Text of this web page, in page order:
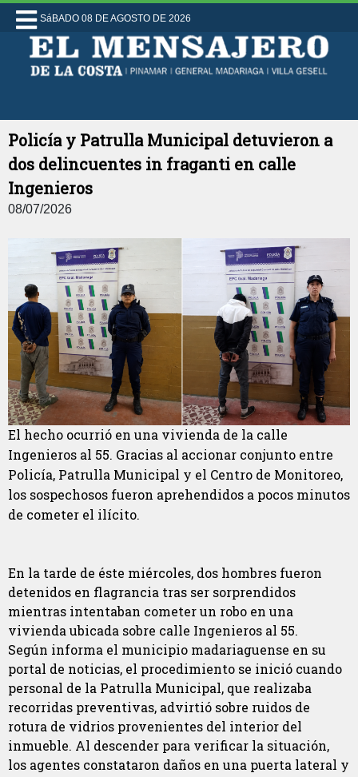
SáBADO 08 DE AGOSTO DE 2026
Policía y Patrulla Municipal detuvieron a
dos delincuentes in fraganti en calle
Ingenieros
08/07/2026
El hecho ocurrió en una vivienda de la calle
Ingenieros al 55. Gracias al accionar conjunto entre
Policía, Patrulla Municipal y el Centro de Monitoreo,
los sospechosos fueron aprehendidos a pocos minutos
de cometer el ilícito.
En la tarde de éste miércoles, dos hombres fueron
detenidos en flagrancia tras ser sorprendidos
mientras intentaban cometer un robo en una
vivienda ubicada sobre calle Ingenieros al 55.
Según informa el municipio madariaguense en su
portal de noticias, el procedimiento se inició cuando
personal de la Patrulla Municipal, que realizaba
recorridas preventivas, advirtió sobre ruidos de
rotura de vidrios provenientes del interior del
inmueble. Al descender para verificar la situación,
los agentes constataron daños en una puerta lateral y